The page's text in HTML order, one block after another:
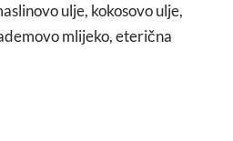
ulje, kokosovo ulje,
mlijeko, eterična